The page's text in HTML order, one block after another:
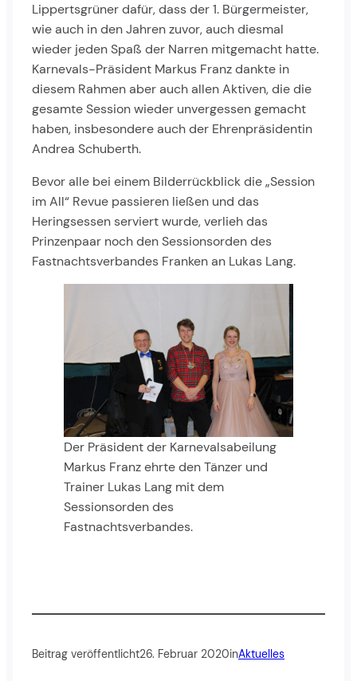
Lippertsgrüner dafür, dass der 1. Bürgermeister,
wie auch in den Jahren zuvor, auch diesmal
wieder jeden Spaß der Narren mitgemacht hatte.
Karnevals-Präsident Markus Franz dankte in
diesem Rahmen aber auch allen Aktiven, die die
gesamte Session wieder unvergessen gemacht
haben, insbesondere auch der Ehrenpräsidentin
Andrea Schuberth.
Bevor alle bei einem Bilderrückblick die „Session
im All“ Revue passieren ließen und das
Heringsessen serviert wurde, verlieh das
Prinzenpaar noch den Sessionsorden des
Fastnachtsverbandes Franken an Lukas Lang.
Der Präsident der Karnevalsabeilung
Markus Franz ehrte den Tänzer und
Trainer Lukas Lang mit dem
Sessionsorden des
Fastnachtsverbandes.
Beitrag veröffentlicht26. Februar 2020inAktuelles